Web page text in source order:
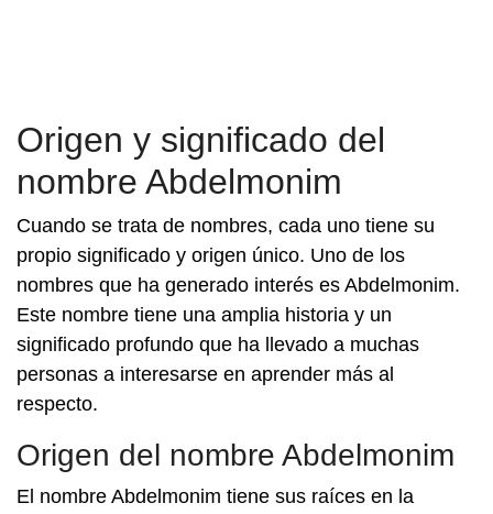
Origen y significado del
nombre Abdelmonim
Cuando se trata de nombres, cada uno tiene su
propio significado y origen único. Uno de los
nombres que ha generado interés es Abdelmonim.
Este nombre tiene una amplia historia y un
significado profundo que ha llevado a muchas
personas a interesarse en aprender más al
respecto.
Origen del nombre Abdelmonim
El nombre Abdelmonim tiene sus raíces en la